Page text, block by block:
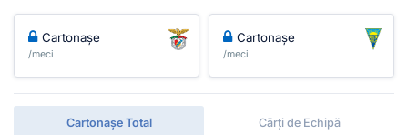
Cartonașe
/meci
Cartonașe
/meci
Cartonașe Total Cărți de Echipă